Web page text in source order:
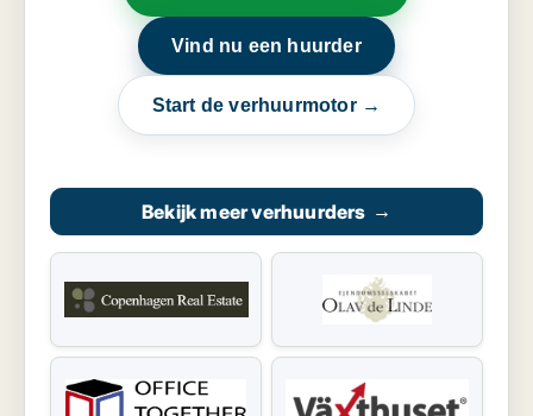
Vind nu een huurder
Start de verhuurmotor →
Bekijk meer verhuurders →